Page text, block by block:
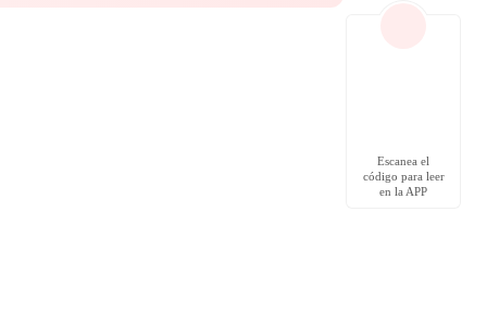
Escanea el
código para leer
en la APP